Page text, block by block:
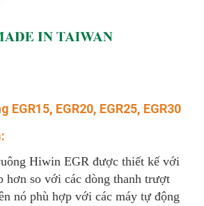
EGR15, EGR20, EGR25, EGR30
Hiwin EGR được thiết kế với
hơn so với các dòng thanh trượt
nó phù hợp với các máy tự động